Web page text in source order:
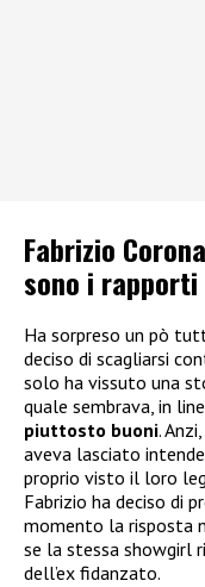
Fabrizio
sono i
Ha sorpreso un pò
deciso di scagliarsi
solo ha vissuto una
quale sembrava, in
piuttosto buoni.
aveva lasciato
proprio visto il loro
Fabrizio ha deciso di
momento la risposta
se la stessa showgirl
dell’ex fidanzato.